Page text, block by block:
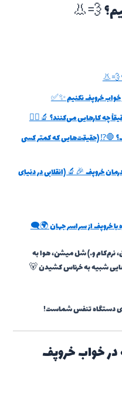
💨👃
💨👃
چه کارهایی می‌کنند؟ 🔬👨‍⚕️
🛑⁉️ (حقیقت‌هایی که کمتر کسی
خروپف 🎉🔬 (انقلابی در دنیای
با خروپف از سراسر جهان 🌍🗨️
نرم‌کام و…) شل میشن، هوا به
شبیه به خرناس کشیدن 🐻
دستگاه تنفس شماست!
در خواب خروپف